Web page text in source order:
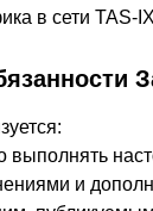
в сети TAS-
выполнять
и